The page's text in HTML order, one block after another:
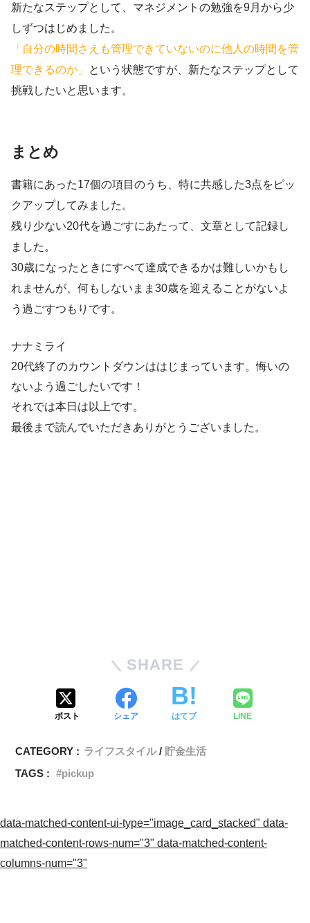
新たなステップとして、マネジメントの勉強を9月から少
しずつはじめました。
「自分の時間さえも管理できていないのに他人の時間を管
理できるのか」
という状態ですが、新たなステップとして
挑戦したいと思います。
まとめ
書籍にあった17個の項目のうち、特に共感した3点をピッ
クアップしてみました。
残り少ない20代を過ごすにあたって、文章として記録し
ました。
30歳になったときにすべて達成できるかは難しいかもし
れませんが、何もしないまま30歳を迎えることがないよ
う過ごすつもりです。
ナナミライ
20代終了のカウントダウンははじまっています。悔いの
ないよう過ごしたいです！
それでは本日は以上です。
最後まで読んでいただきありがとうございました。
SHARE
ポスト シェア はてブ LINE
CATEGORY : ライフスタイル
貯金生活
TAGS :
pickup
data-matched-content-ui-type="image_card_stacked" data-
matched-content-rows-num="3" data-matched-content-
columns-num="3"